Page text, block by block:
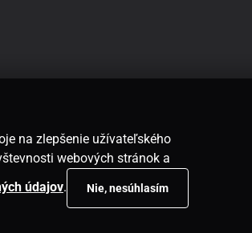
na zlepšenie užívateľského
webových stránok a
údajov. Nie, nesúhlasím